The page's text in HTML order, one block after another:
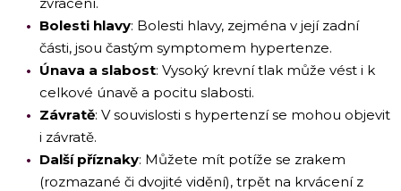
Bolesti hlavy: Bolesti hlavy, zejména v její zadní
části, jsou častým symptomem hypertenze.
Únava a slabost: Vysoký krevní tlak může vést i k
celkové únavě a pocitu slabosti.
Závratě: V souvislosti s hypertenzí se mohou objevit
i závratě.
Další příznaky: Můžete mít potíže se zrakem
(rozmazané či dvojité vidění), trpět na krvácení z